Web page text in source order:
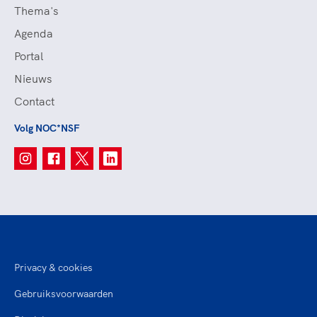
Thema's
Agenda
Portal
Nieuws
Contact
Volg NOC*NSF
Privacy & cookies
Gebruiksvoorwaarden